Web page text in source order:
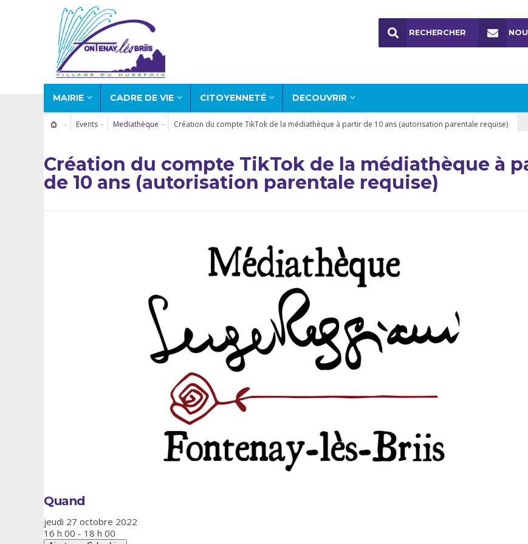
MAIRIE CADRE DE VIE CITOYENNETÉ DECOUVRIR
RECHERCHER
Events Mediathèque Création du compte TikTok de la médiathèque à partir de 10 ans (autorisation parentale requise)
Création du compte TikTok de la médiathèque à
de 10 ans (autorisation parentale requise)
Quand
jeudi 27 octobre 2022
16 h 00 - 18 h 00